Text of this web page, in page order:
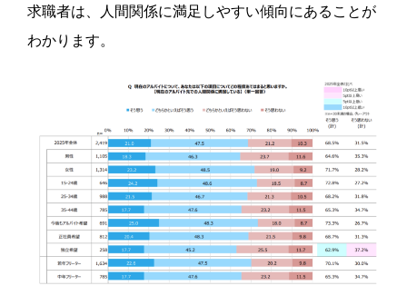
求職者は、人間関係に満足しやすい傾向にあることが
わかります。